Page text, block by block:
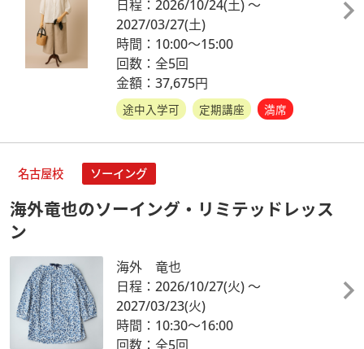
日程：2026/10/24(土)～
2027/03/27(土)
時間：10:00～15:00
回数：全5回
金額：37,675円
途中入学可 定期講座 満席
名古屋校 ソーイング
海外竜也のソーイング・リミテッドレッス
ン
海外 竜也
日程：2026/10/27(火)～
2027/03/23(火)
時間：10:30～16:00
回数：全5回